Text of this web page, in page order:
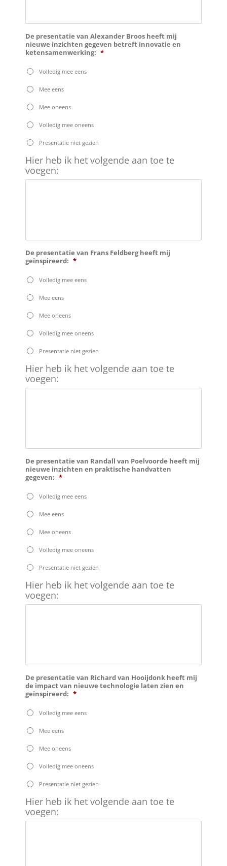
De presentatie van Alexander Broos heeft mij
nieuwe inzichten gegeven betreft innovatie en
ketensamenwerking: *
Volledig mee eens
Mee eens
Mee oneens
Volledig mee oneens
Presentatie niet gezien
Hier
heb
ik
het
Hier heb ik het volgende aan toe te
voegen:
De presentatie van Frans Feldberg heeft mij
geïnspireerd: *
Volledig mee eens
Mee eens
Mee oneens
Volledig mee oneens
Presentatie niet gezien
Hier
heb
ik
het
Hier heb ik het volgende aan toe te
voegen:
De presentatie van Randall van Poelvoorde heeft mij
nieuwe inzichten en praktische handvatten
gegeven: *
Volledig mee eens
Mee eens
Mee oneens
Volledig mee oneens
Presentatie niet gezien
Hier
heb
ik
het
Hier heb ik het volgende aan toe te
voegen:
De presentatie van Richard van Hooijdonk heeft mij
de impact van nieuwe technologie laten zien en
geïnspireerd: *
Volledig mee eens
Mee eens
Mee oneens
Volledig mee oneens
Presentatie niet gezien
Hier
heb
ik
het
Hier heb ik het volgende aan toe te
voegen: